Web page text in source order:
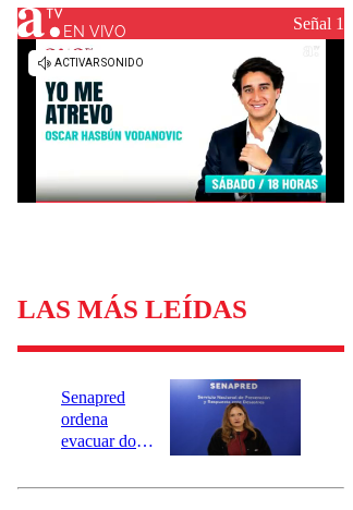
Universidad de Chile
Sustentabilidad
EN VIVO Señal 1
LAS MÁS LEÍDAS
Senapred
ordena
evacuar dos
Carahue por